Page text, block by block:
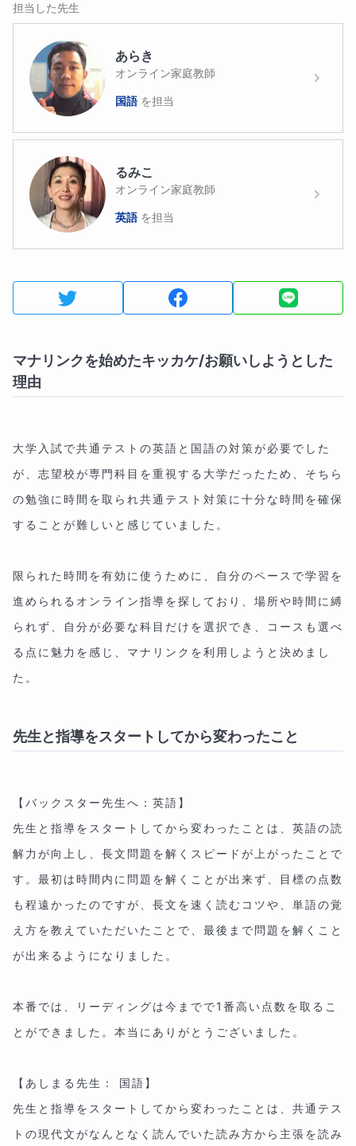
担当した先生
あらき
オンライン家庭教師
国語 を担当
るみこ
オンライン家庭教師
英語 を担当
マナリンクを始めたキッカケ/お願いしようとした
理由
大学入試で共通テストの英語と国語の対策が必要でした
が、志望校が専門科目を重視する大学だったため、そちら
の勉強に時間を取られ共通テスト対策に十分な時間を確保
することが難しいと感じていました。
限られた時間を有効に使うために、自分のペースで学習を
進められるオンライン指導を探しており、場所や時間に縛
られず、自分が必要な科目だけを選択でき、コースも選べ
る点に魅力を感じ、マナリンクを利用しようと決めまし
た。
先生と指導をスタートしてから変わったこと
【バックスター先生へ：英語】
先生と指導をスタートしてから変わったことは、英語の読
解力が向上し、長文問題を解くスピードが上がったことで
す。最初は時間内に問題を解くことが出来ず、目標の点数
も程遠かったのですが、長文を速く読むコツや、単語の覚
え方を教えていただいたことで、最後まで問題を解くこと
が出来るようになりました。
本番では、リーディングは今までで1番高い点数を取るこ
とができました。本当にありがとうございました。
【あしまる先生： 国語】
先生と指導をスタートしてから変わったことは、共通テス
トの現代文がなんとなく読んでいた読み方から主張を読み